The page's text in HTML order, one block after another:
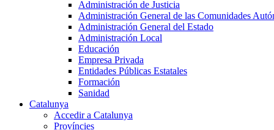
Administración de Justicia
Administración General de las Comunidades
Administración General del Estado
Administración Local
Educación
Empresa Privada
Entidades Públicas Estatales
Formación
Sanidad
Catalunya
Accedir a Catalunya
Províncies